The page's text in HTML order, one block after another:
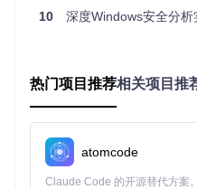
OpenArk提供了直观的界面
径、描述、公司名和启动时
模块分析：查看每个进程
大小和签名状态
系统资源监控：实时显示
线程数和句柄数等关键指标
10 深度Windows安全分析实战指
热门项目推荐相关项目推
atomcode